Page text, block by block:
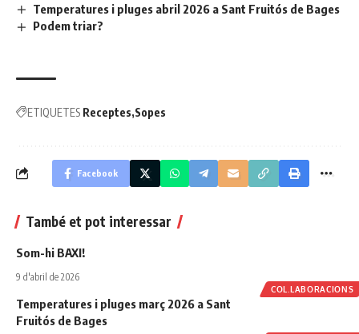
Temperatures i pluges abril 2026 a Sant Fruitós de Bages
Podem triar?
ETIQUETES Receptes Sopes
Facebook
També et pot interessar
COL.LABORACIONS
Som-hi BAXI!
9 d'abril de 2026
Temperatures i pluges març 2026 a Sant
Fruitós de Bages